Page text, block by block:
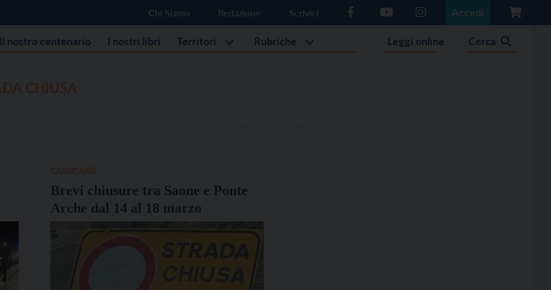
Chi Siamo Redazione Scrivici Accedi
Il nostro centenario I nostri libri Territori Rubriche Leggi online Cerca
Brevi chiusure tra Saone e Ponte
Arche dal 14 al 18 marzo